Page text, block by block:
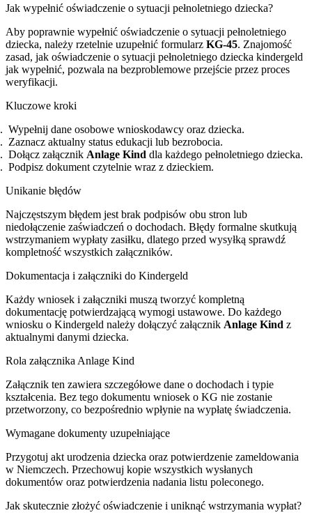
Jak wypełnić oświadczenie o sytuacji pełnoletniego dziecka?
Aby poprawnie wypełnić oświadczenie o sytuacji pełnoletniego
dziecka, należy rzetelnie uzupełnić formularz KG-45. Znajomość
zasad, jak oświadczenie o sytuacji pełnoletniego dziecka kindergeld
jak wypełnić, pozwala na bezproblemowe przejście przez proces
weryfikacji.
Kluczowe kroki
Wypełnij dane osobowe wnioskodawcy oraz dziecka.
Zaznacz aktualny status edukacji lub bezrobocia.
Dołącz załącznik Anlage Kind dla każdego pełnoletniego dziecka.
Podpisz dokument czytelnie wraz z dzieckiem.
Unikanie błędów
Najczęstszym błędem jest brak podpisów obu stron lub
niedołączenie zaświadczeń o dochodach. Błędy formalne skutkują
wstrzymaniem wypłaty zasiłku, dlatego przed wysyłką sprawdź
kompletność wszystkich załączników.
Dokumentacja i załączniki do Kindergeld
Każdy wniosek i załączniki muszą tworzyć kompletną
dokumentację potwierdzającą wymogi ustawowe. Do każdego
wniosku o Kindergeld należy dołączyć załącznik Anlage Kind z
aktualnymi danymi dziecka.
Rola załącznika Anlage Kind
Załącznik ten zawiera szczegółowe dane o dochodach i typie
kształcenia. Bez tego dokumentu wniosek o KG nie zostanie
przetworzony, co bezpośrednio wpłynie na wypłatę świadczenia.
Wymagane dokumenty uzupełniające
Przygotuj akt urodzenia dziecka oraz potwierdzenie zameldowania
w Niemczech. Przechowuj kopie wszystkich wysłanych
dokumentów oraz potwierdzenia nadania listu poleconego.
Jak skutecznie złożyć oświadczenie i uniknąć wstrzymania wypłat?